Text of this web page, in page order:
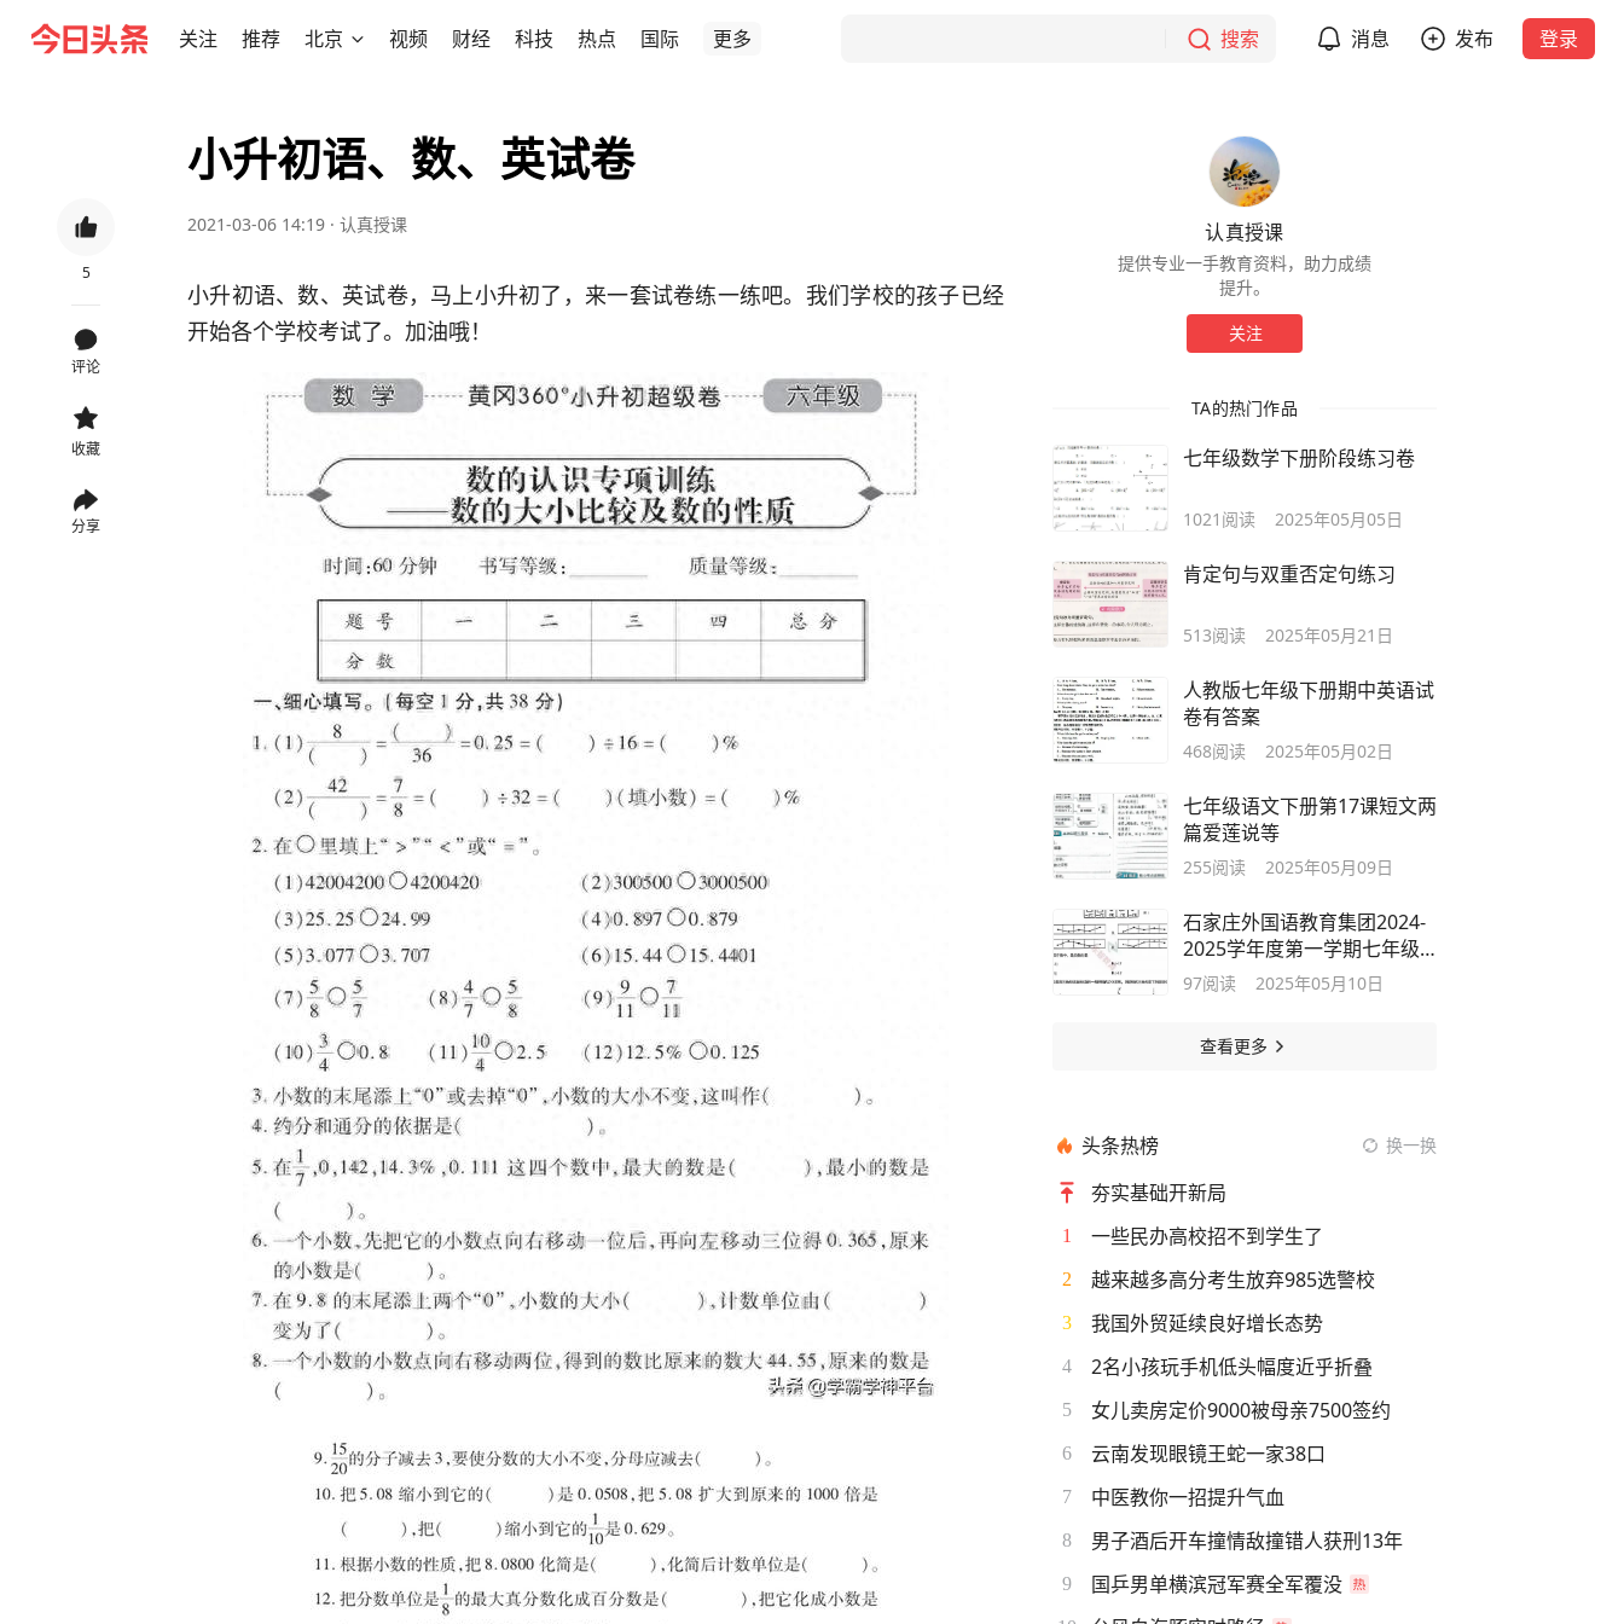
关注 推荐 北京 视频 财经 科技 热点 国际 更多 搜索 消息 发布 登录
5
评论
收藏
分享
小升初语、数、英试卷
2021-03-06 14:19 · 认真授课
小升初语、数、英试卷，马上小升初了，来一套试卷练一练吧。我们学校的孩子已经
开始各个学校考试了。加油哦！
认真授课
提供专业一手教育资料，助力成绩
提升。
关注
TA的热门作品
七年级数学下册阶段练习卷
1021 阅读 2025年05月05日
肯定句与双重否定句练习
513阅读 2025年05月21日
人教版七年级下册期中英语试
卷有答案
468阅读 2025年05月02日
七年级语文下册第17课短文两
篇爱莲说等
255阅读 2025年05月09日
石家庄外国语教育集团2024-
2025学年度第一学期七年级
期中数学
97阅读 2025年05月10日
查看更多
头条热榜 换一换
夯实基础开新局
1 一些民办高校招不到学生了
2 越来越多高分考生放弃985选警校
3 我国外贸延续良好增长态势
4 2名小孩玩手机低头幅度近乎折叠
5 女儿卖房定价9000被母亲7500签约
6 云南发现眼镜王蛇一家38口
7 中医教你一招提升气血
8 男子酒后开车撞情敌撞错人获刑13年
9 国乒男单横滨冠军赛全军覆没